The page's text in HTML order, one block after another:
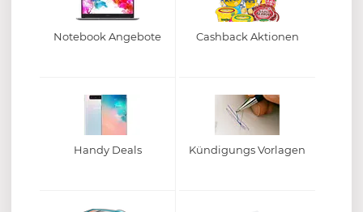
Notebook Angebote Cashback Aktionen
Handy Deals Kündigungs Vorlagen